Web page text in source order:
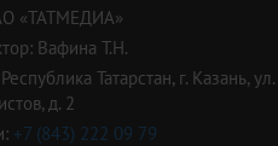
«ТАТМЕДИА»
Вафина Т.Н.
Татарстан, г. Казань, ул.
д. 2
+7 (843) 222 09 79